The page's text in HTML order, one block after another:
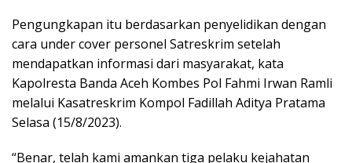
Pengungkapan itu berdasarkan penyelidikan dengan
cara under cover personel Satreskrim setelah
mendapatkan informasi dari masyarakat, kata
Kapolresta Banda Aceh Kombes Pol Fahmi Irwan Ramli
melalui Kasatreskrim Kompol Fadillah Aditya Pratama
Selasa (15/8/2023).
“Benar, telah kami amankan tiga pelaku kejahatan